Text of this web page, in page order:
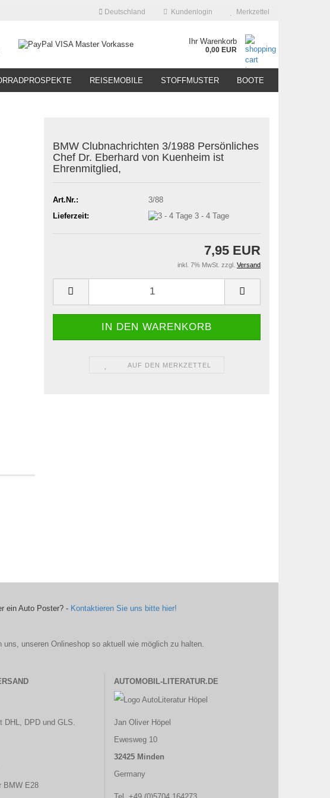
Deutschland Kundenlogin Merkzettel
Ihr Warenkorb
0,00 EUR
REISEMOBILE STOFFMUSTER BOOTE
BMW Clubnachrichten 3/1988 Persönliches
Chef Dr. Eberhard von Kuenheim ist
Ehrenmitglied,
Art.Nr.:
3/88
Lieferzeit:
3 - 4 Tage
7,95 EUR
inkl. 7% MwSt. zzgl. Versand
AUF DEN MERKZETTEL
ein Auto Poster? - Kontaktieren Sie uns bitte hier!
unseren Onlineshop so aktuell wie möglich zu halten.
DHL, DPD und GLS.
BMW E28
AUTOMOBIL-LITERATUR.DE
Jan Oliver Höpel
Ewesweg 10
32425 Minden
Germany